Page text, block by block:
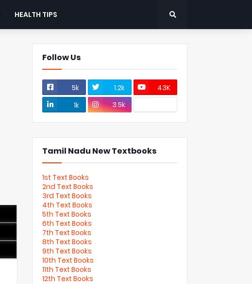
HEALTH TIPS
Follow Us
5k 1.2k
43K
1k
3.5k
Tamil Nadu New Textbooks
1st Text Books
2nd Text Books
3rd Text Books
4th Text Books
5th Text Books
6th Text Books
7th Text Books
8th Text Books
9th Text Books
10th Text Books
11th Text Books
12th Text Books